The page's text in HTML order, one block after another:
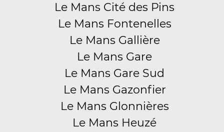
Le Mans Cité des Pins
Le Mans Fontenelles
Le Mans Gallière
Le Mans Gare
Le Mans Gare Sud
Le Mans Gazonfier
Le Mans Glonnières
Le Mans Heuzé